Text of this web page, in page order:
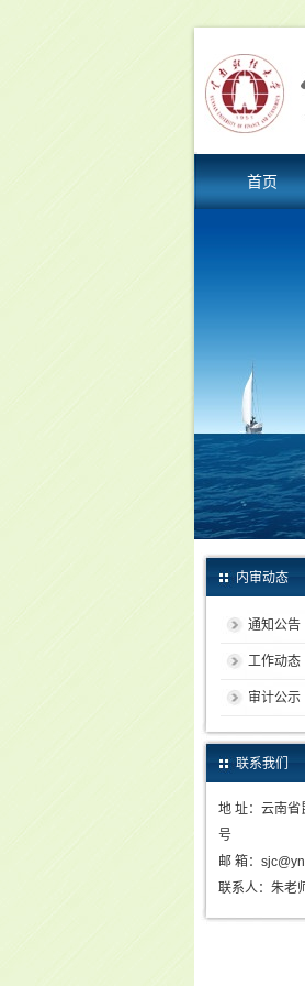
首页
内审动态
通知公告
工作动态
审计公示
联系我们
地 址：云南省
号
邮 箱：
联系人：朱老